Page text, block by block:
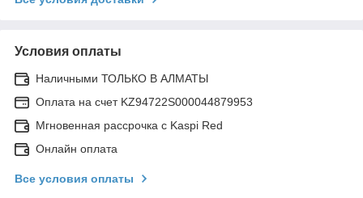
Условия оплаты
Наличными ТОЛЬКО В АЛМАТЫ
Оплата на счет KZ94722S000044879953
Мгновенная рассрочка с Kaspi Red
Онлайн оплата
Все условия оплаты